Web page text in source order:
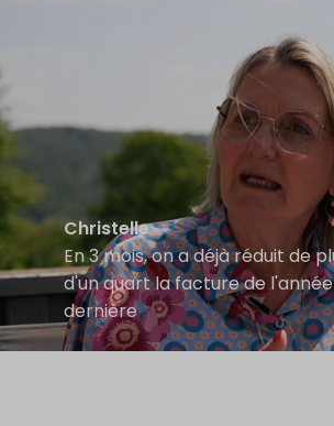
Christelle
En 3 mois, on a déjà réduit de
d'un quart la facture de l'année
dernière